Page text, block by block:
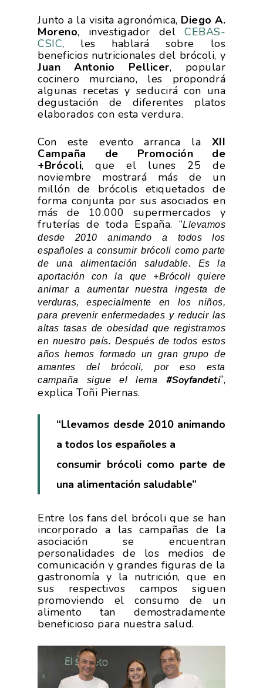
Junto a la visita agronómica, Diego A.
Moreno, investigador del CEBAS-
CSIC, les hablará sobre los
beneficios nutricionales del brócoli, y
Juan Antonio Pellicer, popular
cocinero murciano, les propondrá
algunas recetas y seducirá con una
degustación de diferentes platos
elaborados con esta verdura.
Con este evento arranca la XII
Campaña de Promoción de
+Brócoli, que el lunes 25 de
noviembre mostrará más de un
millón de brócolis etiquetados de
forma conjunta por sus asociados en
más de 10.000 supermercados y
fruterías de toda España. “Llevamos
desde 2010 animando a todos los
españoles a consumir brócoli como parte
de una alimentación saludable. Es la
aportación con la que +Brócoli quiere
animar a aumentar nuestra ingesta de
verduras, especialmente en los niños,
para prevenir enfermedades y reducir las
altas tasas de obesidad que registramos
en nuestro país. Después de todos estos
años hemos formado un gran grupo de
amantes del brócoli, por eso esta
campaña sigue el lema #Soyfandeti”,
explica Toñi Piernas.
“Llevamos desde 2010 animando
a todos los españoles a
consumir brócoli como parte de
una alimentación saludable”
Entre los fans del brócoli que se han
incorporado a las campañas de la
asociación se encuentran
personalidades de los medios de
comunicación y grandes figuras de la
gastronomía y la nutrición, que en
sus respectivos campos siguen
promoviendo el consumo de un
alimento tan demostradamente
beneficioso para nuestra salud.La Asociación
Nosotros
Nuestros Asociados
Empresas
Asociados